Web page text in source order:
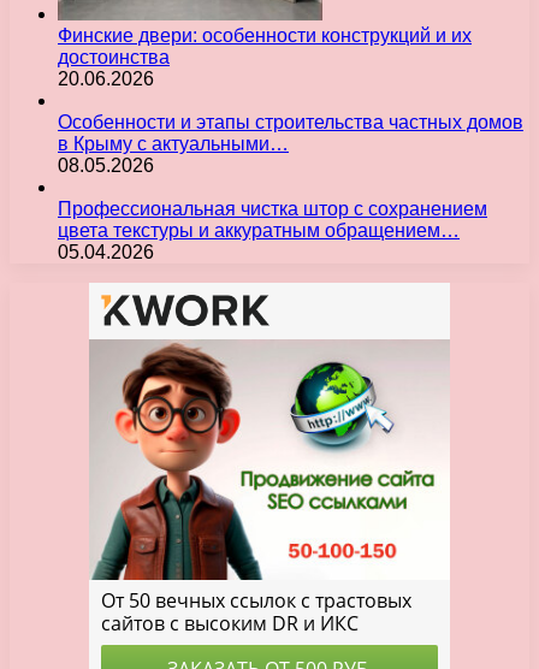
Финские двери: особенности конструкций и их
достоинства
20.06.2026
Особенности и этапы строительства частных домов
в Крыму с актуальными…
08.05.2026
Профессиональная чистка штор с сохранением
цвета текстуры и аккуратным обращением…
05.04.2026